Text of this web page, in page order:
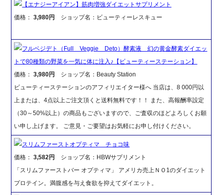
【エナジーアイアン】筋肉増強ダイエットサプリメント
価格：3,980円 ショップ名：ビューティーレスキュー
フルベジデト（Full Veggie Deto）酵素液 幻の黄金酵素ダイエッ
トで80種類の野菜を一気に体に注入♪【ビューティーステーション】
価格：3,980円
ショップ名：Beauty Station
ビューティーステーションのアフィリエイター様へ 当店は、8 000円以
上または、4点以上ご注文頂くと送料無料です！！ また、高報酬率設定
（30～50%以上）の商品もございますので、ご査収のほどよろしくお願
い申し上げます。 ご意見・ご要望はお気軽にお申し付けください。
スリムファーストオプティマ チョコ味
価格：3,582円
ショップ名：HBWサプリメント
「スリムファーストバー オプティマ」 アメリカ売上ＮＯ1のダイエット
プロテイン。満腹感を与え食欲を抑えてダイエット。